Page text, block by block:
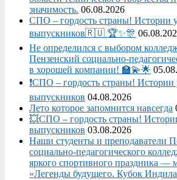
значимость. 06.08.2026
СПО – гордость страны! Истории
выпускников🇷🇺 🏆✨🎊
Не определился с выбором
Пензенский социально-
в хорошей компании! 🏫💫🌟
❗СПО – гордость страны!
выпускников 04.08.2026
Лето которое запомнится навсегда
💥СПО – гордость страны!
выпускников 03.08.2026
Наши студенты и преподаватели
социально‑педагогического
яркого спортивного праздника —
«Легенды будущего. Кубок